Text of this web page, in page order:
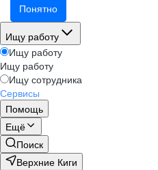
Понятно
Ищу работу
Ищу работу
Ищу работу
Ищу сотрудника
Сервисы
Помощь
Ещё
Поиск
Верхние Киги